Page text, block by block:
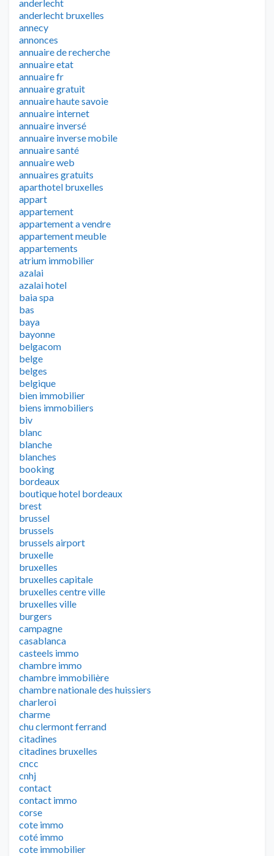
anderlecht
anderlecht bruxelles
annecy
annonces
annuaire de recherche
annuaire etat
annuaire fr
annuaire gratuit
annuaire haute savoie
annuaire internet
annuaire inversé
annuaire inverse mobile
annuaire santé
annuaire web
annuaires gratuits
aparthotel bruxelles
appart
appartement
appartement a vendre
appartement meuble
appartements
atrium immobilier
azalai
azalai hotel
baia spa
bas
baya
bayonne
belgacom
belge
belges
belgique
bien immobilier
biens immobiliers
biv
blanc
blanche
blanches
booking
bordeaux
boutique hotel bordeaux
brest
brussel
brussels
brussels airport
bruxelle
bruxelles
bruxelles capitale
bruxelles centre ville
bruxelles ville
burgers
campagne
casablanca
casteels immo
chambre immo
chambre immobilière
chambre nationale des huissiers
charleroi
charme
chu clermont ferrand
citadines
citadines bruxelles
cncc
cnhj
contact
contact immo
corse
cote immo
coté immo
cote immobilier